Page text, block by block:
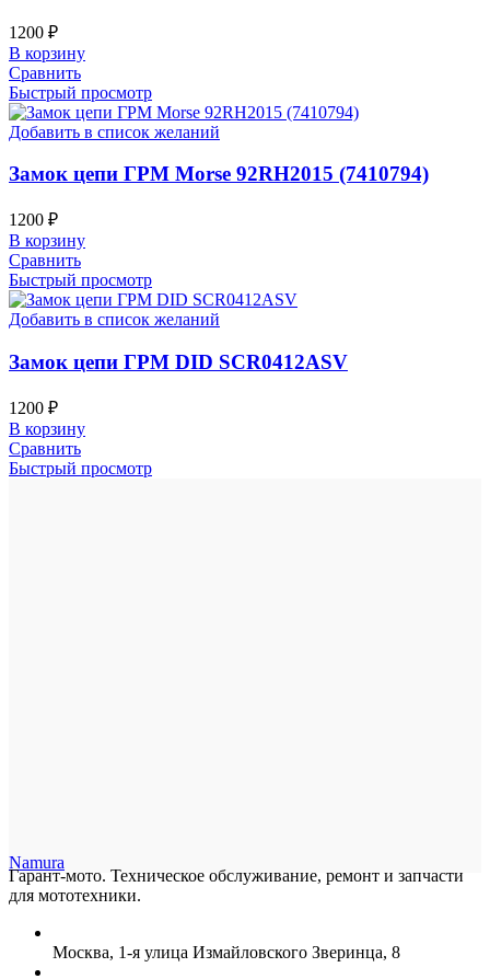
1200 ₽
В корзину
Сравнить
Быстрый просмотр
Добавить в список желаний
Замок цепи ГРМ Morse 92RH2015 (7410794)
1200 ₽
В корзину
Сравнить
Быстрый просмотр
Добавить в список желаний
Замок цепи ГРМ DID SCR0412ASV
1200 ₽
В корзину
Сравнить
Быстрый просмотр
Namura
Гарант-мото. Техническое обслуживание, ремонт и запчасти
для мототехники.
Москва, 1-я улица Измайловского Зверинца, 8